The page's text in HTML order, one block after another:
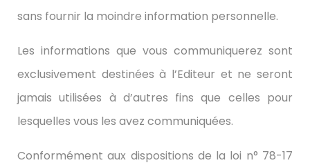
sans fournir la moindre information personnelle.
Les informations que vous communiquerez sont
exclusivement destinées à l’Editeur et ne seront
jamais utilisées à d’autres fins que celles pour
lesquelles vous les avez communiquées.
Conformément aux dispositions de la loi n° 78-17